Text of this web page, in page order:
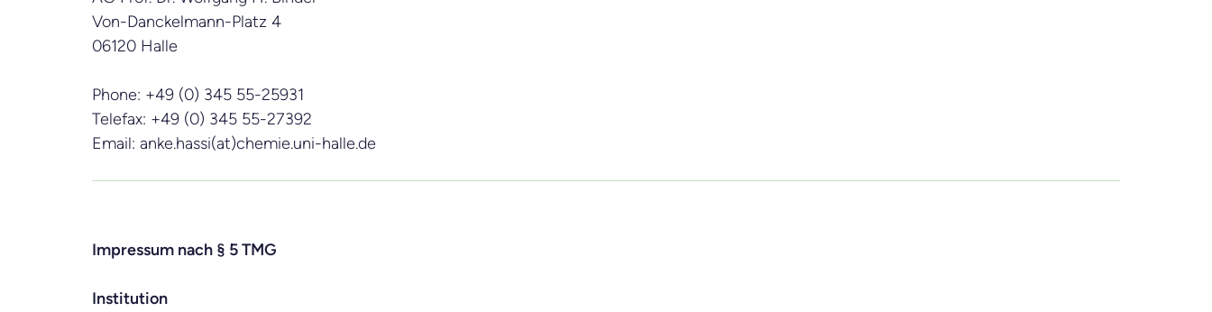
Von-Danckelmann-Platz 4
06120 Halle
Phone: +49 (0) 345 55-25931
Telefax: +49 (0) 345 55-27392
Email: anke.hassi(at)chemie.uni-halle.de
Impressum nach § 5 TMG
Institution